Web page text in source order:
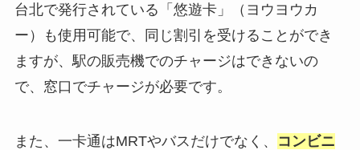
台北で発行されている「悠遊卡」（ヨウヨウカ
ー）も使用可能で、同じ割引を受けることができ
ますが、駅の販売機でのチャージはできないの
で、窓口でチャージが必要です。
また、一卡通はMRTやバスだけでなく、
コンビニ